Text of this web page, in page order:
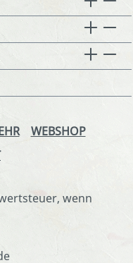
WEBSHOP
wenn